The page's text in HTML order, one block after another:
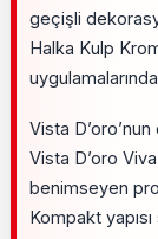
geçişli
Halka Kulp
Vista
Vista D’oro
benimseyen
Kompakt